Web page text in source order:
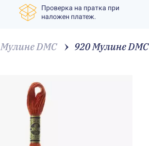
Проверка на пратка при
наложен платеж.
Мулине DMC 920 Мулине DMC